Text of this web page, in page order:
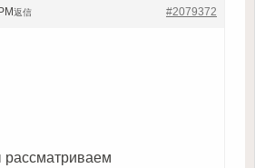
#2079372
返信
рассматриваем